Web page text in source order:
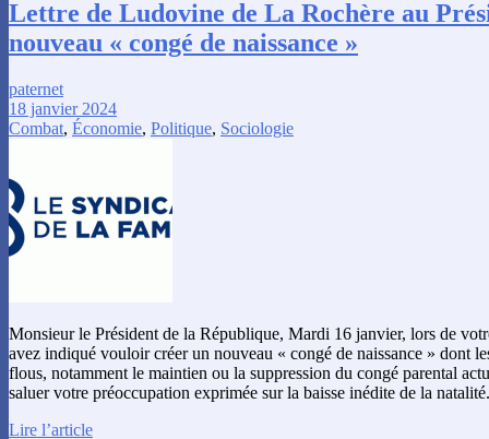
Lettre de Ludovine de La Rochère au
nouveau « congé de naissance »
paternet
18 janvier 2024
Combat, Économie, Politique, Sociologie
Monsieur le Président de la République, Mardi 16 janvier, lors de
avez indiqué vouloir créer un nouveau « congé de naissance » dont
flous, notamment le maintien ou la suppression du congé parental
saluer votre préoccupation exprimée sur la baisse inédite de la
Lire l’article